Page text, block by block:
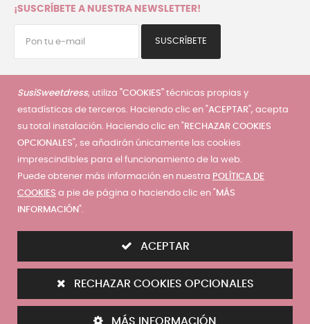
¡SUSCRÍBETE A NUESTRA NEWSLETTER!
SUSCRÍBETE
Servicio al cliente
Mi cuenta|Mis pedidos| Mis direcciones|Condiciones de
compra|Guía de tallas| Precios envios|Contáctanos|
Términos y condiciones|Política de privacidad|Política de
SusiSweetdress, utiliza "COOKIES" técnicas propias y
estadísticas de terceros. Haciendo clic en "ACEPTAR", acepta
su total instalación. Haciendo clic en "RECHAZAR COOKIES
OPCIONALES", se añadirán únicamente las cookies
imprescindibles para el funcionamiento de la web.
Puede obtener más información en nuestra POLÍTICA DE
COOKIES a pie de página o haciendo clic en "MÁS
INFORMACIÓN".
ACEPTAR
RECHAZAR COOKIES OPCIONALES
MÁS INFORMACIÓN